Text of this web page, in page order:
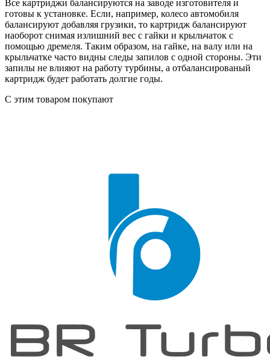
Все картриджи балансируются на заводе изготовителя и
готовы к установке. Если, например, колесо автомобиля
балансируют добавляя грузики, то картридж балансируют
наоборот снимая излишний вес с гайки и крыльчаток с
помощью дремеля. Таким образом, на гайке, на валу или на
крыльчатке часто видны следы запилов с одной стороны. Эти
запилы не влияют на работу турбины, а отбалансированый
картридж будет работать долгие годы.
С этим товаром покупают